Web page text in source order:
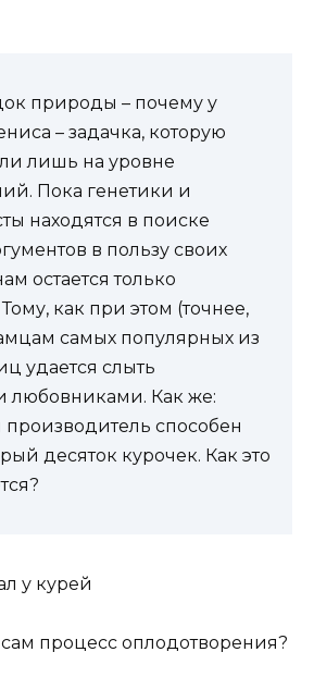
природы – почему у
– задачка, которую
лишь на уровне
Пока генетики и
находятся в поиске
в пользу своих
остается только
как при этом (точнее,
самых популярных из
удается слыть
любовниками. Как же:
способен
десяток курочек. Как это
у курей
процесс оплодотворения?